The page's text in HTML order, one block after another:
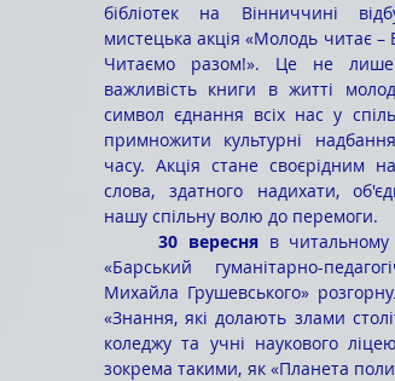
бібліотек на Вінниччині
мистецька акція «Молодь читає –
Читаємо разом!». Це не лише
важливість книги в житті
символ єднання всіх нас у
примножити культурні
часу. Акція стане своєрідним
слова, здатного надихати,
нашу спільну волю до перемоги.
30 вересня в читальному
«Барський гуманітарно-
Михайла Грушевського»
«Знання, які долають злами
коледжу та учні наукового
зокрема такими, як «Планета